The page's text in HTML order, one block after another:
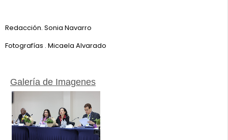
Redacción. Sonia Navarro
Fotografías . Micaela Alvarado
Galería de Imagenes